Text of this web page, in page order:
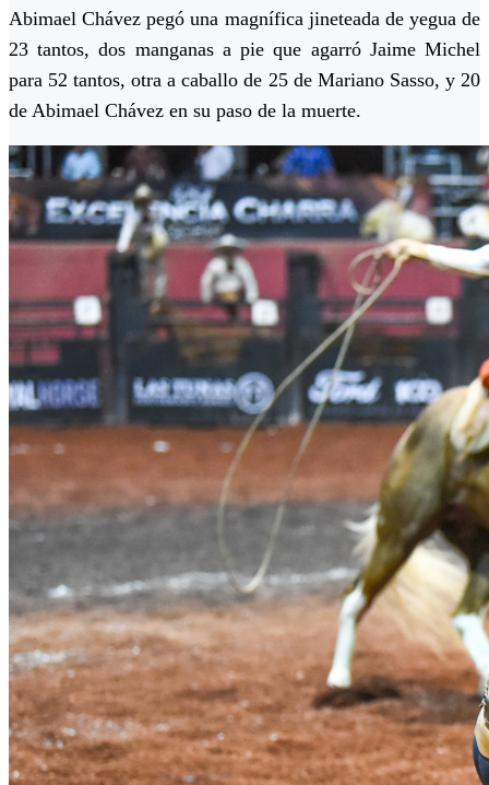
Abimael Chávez pegó una magnífica jineteada de yegua de
23 tantos, dos manganas a pie que agarró Jaime Michel
para 52 tantos, otra a caballo de 25 de Mariano Sasso, y 20
de Abimael Chávez en su paso de la muerte.